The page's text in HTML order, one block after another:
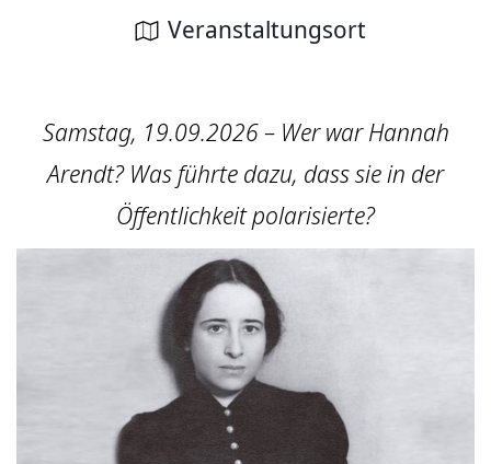
Veranstaltungsort
Samstag, 19.09.2026 – Wer war Hannah
Arendt? Was führte dazu, dass sie in der
Öffentlichkeit polarisierte?